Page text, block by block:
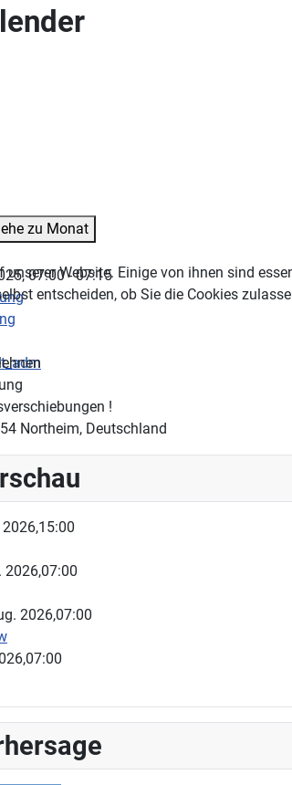
zu Monat
07:00 - 07:15
!
Northeim, Deutschland
15:00
2026,07:00
2026,07:00
07:00
unserer Website. Einige von ihnen sind
entscheiden, ob Sie die Cookies